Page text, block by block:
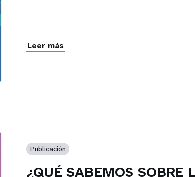
Leer más
Publicación
¿QUÉ SABEMOS SOBRE